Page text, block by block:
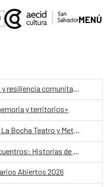
MENÚ
y territorios»
«Nada/Dura/Siempre», con La Bocha Teatro y Metafórica
Abiertos 2026